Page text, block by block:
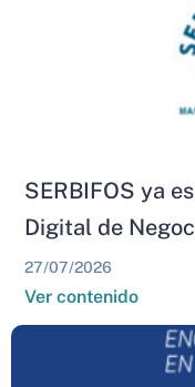
SERBIFOS ya
Digital de
27/07/2026
Ver contenido